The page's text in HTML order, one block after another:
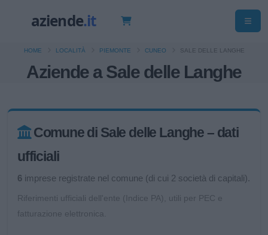
Aziende a Sale delle Langhe
HOME LOCALITÀ PIEMONTE CUNEO SALE DELLE LANGHE
Comune di Sale delle Langhe – dati
ufficiali
6 imprese registrate nel comune (di cui 2 società di capitali).
Riferimenti ufficiali dell'ente (Indice PA), utili per PEC e
fatturazione elettronica.